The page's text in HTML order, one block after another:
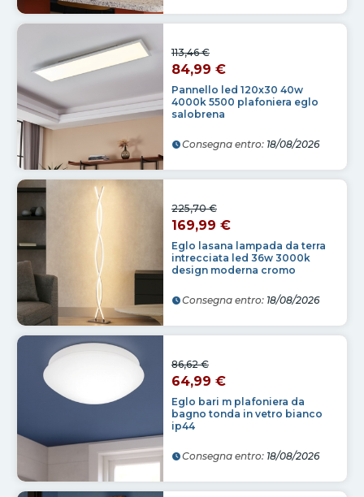
Pannello led 120x30 40w
4000k 5500 plafoniera eglo
salobrena
113,46 €
84,99 €
Consegna entro: 18/08/2026
Eglo lasana lampada da terra
intrecciata led 36w 3000k
design moderna cromo
225,70 €
169,99 €
Consegna entro: 18/08/2026
Eglo bari m plafoniera da
bagno tonda in vetro bianco
ip44
86,62 €
64,99 €
Consegna entro: 18/08/2026